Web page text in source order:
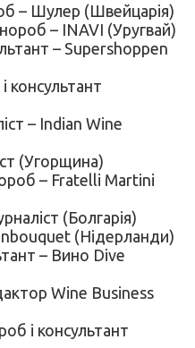
– Шулер (Швейцарія)
– INAVI (Уругвай)
– Supershoppen
консультант
– Indian Wine
(Угорщина)
– Fratelli Martini
(Болгарія)
(Нідерланди)
– Вино Dive
Wine Business
і консультант